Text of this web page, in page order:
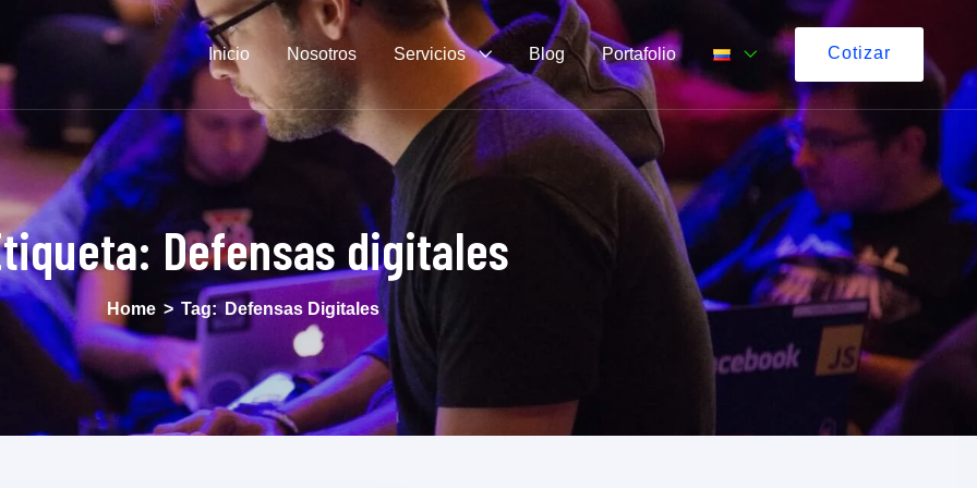
Inicio Nosotros Servicios Blog Portafolio Cotizar
Defensas digitales
Home > Tag: Defensas Digitales